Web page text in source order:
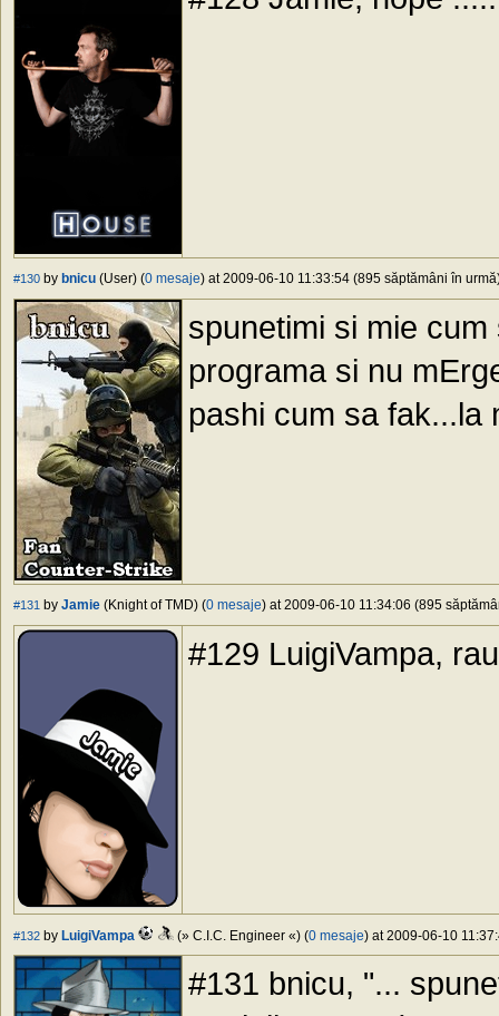
#130 by bnicu (User) (0 mesaje) at 2009-06-10 11:33:54 (895 săptămâni în
spunetimi si mie
programa si nu
pashi cum sa fak...la
#131 by Jamie (Knight of TMD) (0 mesaje) at 2009-06-10 11:34:06 (895
#129 LuigiVampa,
#132 by LuigiVampa (» C.I.C. Engineer «) (0 mesaje) at 2009-06-10
#131 bnicu, "...